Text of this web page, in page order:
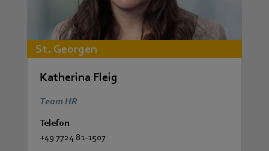
St. Georgen
Katherina Fleig
Team HR
Telefon
+49 7724 81-1507